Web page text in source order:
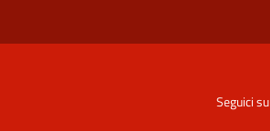
Seguici su